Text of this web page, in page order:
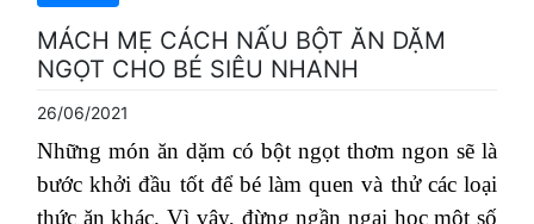
MÁCH MẸ CÁCH NẤU BỘT ĂN DẶM
NGỌT CHO BÉ SIÊU NHANH
26/06/2021
Những món ăn dặm có bột ngọt thơm ngon sẽ là
bước khởi đầu tốt để bé làm quen và thử các loại
thức ăn khác. Vì vậy, đừng ngần ngại học một số